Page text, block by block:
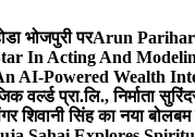
भोजपुरी परArun
In Acting And
AI-Powered Wealth
वर्ल्ड प्रा.लि., निर्माता
शिवानी सिंह का नया बोलबम